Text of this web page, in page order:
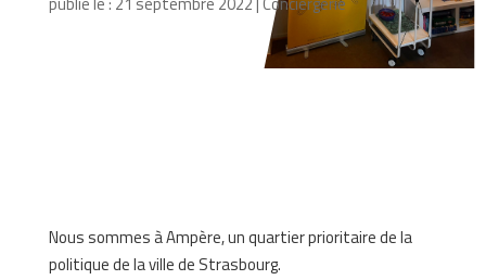
Nous sommes à Ampère, un quartier prioritaire de la
politique de la ville de Strasbourg.